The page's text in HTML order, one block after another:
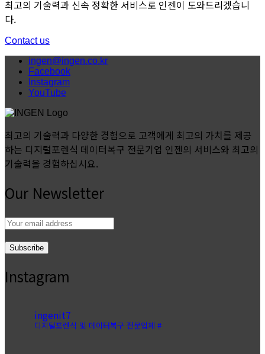
최고의 기술력과 신속 정확한 서비스로 인젠이 도와드리겠습니
다.
Contact us
ingen@ingen.co.kr
Facebook
Instagram
YouTube
최고의 기술력과 다양한 경험으로 고객에게 최고의 가치를 제공
하는 디지털포렌식 데이터복구 전문기업 인젠의 서비스와 최고의
기술력을 경험하십시요.
Our Newsletter
Email
address:
Instagram
ingenit7
디지털포렌식 및 데이터복구 전문업체 #